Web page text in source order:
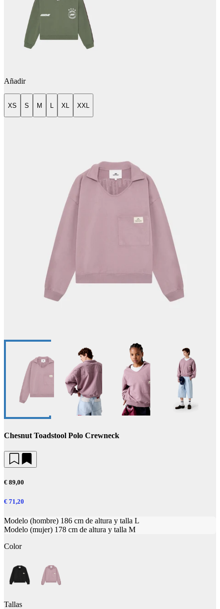
Añadir
XS S M XL XXL
Chesnut Toadstool Polo Crewneck
€ 89,00
€ 71,20
Modelo (hombre) 186 cm de altura y talla L
Modelo (mujer) 178 cm de altura y talla M
Color
Tallas